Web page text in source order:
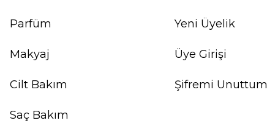
Parfüm
Makyaj
Cilt Bakım
Saç Bakım
Yeni Üyelik
Üye Girişi
Şifremi Unuttum